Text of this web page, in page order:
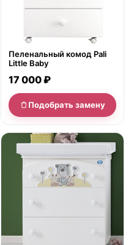
Пеленальный комод Pali
Little Baby
17 000 ₽
Подобрать замену
нет в продаже